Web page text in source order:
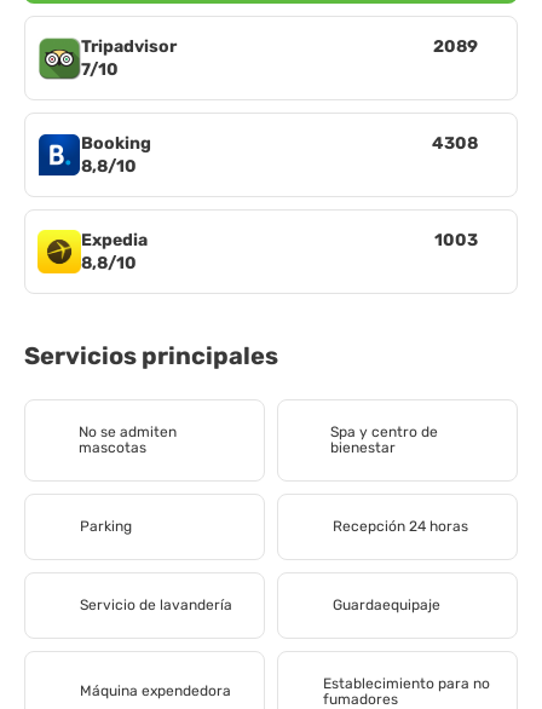
Tripadvisor
7/10
2089
Booking
8,8/10
4308
Expedia
8,8/10
1003
Servicios principales
No se admiten
mascotas
Spa y centro de
bienestar
Parking Recepción 24 horas
Servicio de lavandería Guardaequipaje
Máquina expendedora
Establecimiento para no
fumadores